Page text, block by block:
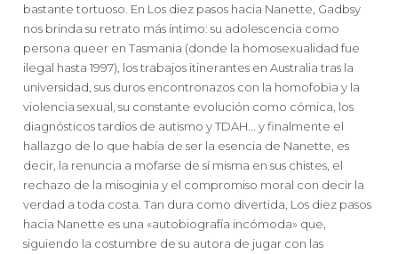
bastante tortuoso. En Los diez pasos hacia Nanette, Gadbsy
nos brinda su retrato más íntimo: su adolescencia como
persona queer en Tasmania (donde la homosexualidad fue
ilegal hasta 1997), los trabajos itinerantes en Australia tras la
universidad, sus duros encontronazos con la homofobia y la
violencia sexual, su constante evolución como cómica, los
diagnósticos tardíos de autismo y TDAH... y finalmente el
hallazgo de lo que había de ser la esencia de Nanette, es
decir, la renuncia a mofarse de sí misma en sus chistes, el
rechazo de la misoginia y el compromiso moral con decir la
verdad a toda costa. Tan dura como divertida, Los diez pasos
hacia Nanette es una «autobiografía incómoda» que,
siguiendo la costumbre de su autora de jugar con las